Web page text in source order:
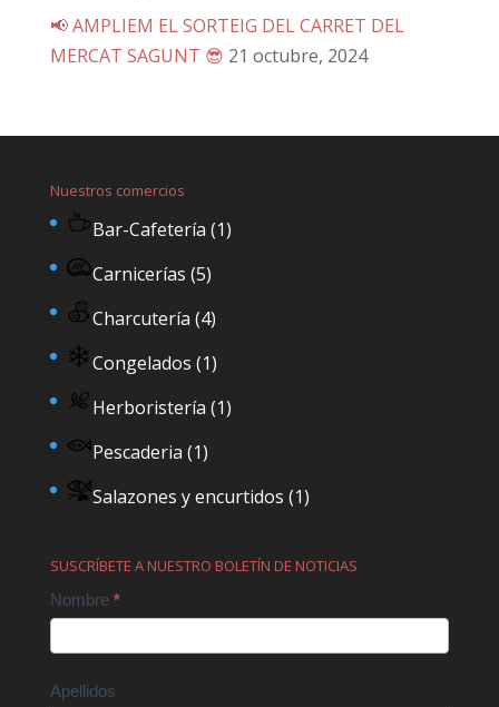
📢 AMPLIEM EL SORTEIG DEL CARRET DEL
MERCAT SAGUNT 😎 21 octubre, 2024
Nuestros comercios
Bar-Cafetería (1)
Carnicerías (5)
Charcutería (4)
Congelados (1)
Herboristería (1)
Pescaderia (1)
Salazones y encurtidos (1)
SUSCRÍBETE A NUESTRO BOLETÍN DE NOTICIAS
Contact
Nombre *
Apellidos